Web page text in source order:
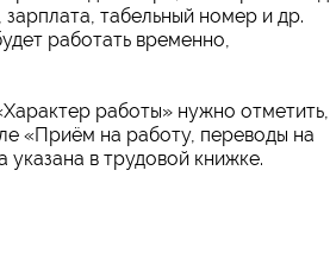
табельный номер и др.
работать временно,
работы» нужно отметить,
«Приём на работу, переводы на
в трудовой книжке.